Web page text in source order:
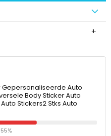
Gepersonaliseerde Auto
Body Sticker Auto
Stickers2 Stks Auto